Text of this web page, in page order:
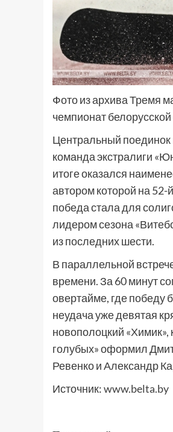
Фото из архива Тремя
чемпионат
Центральный поединок
команда экстралиги
итоге оказался
автором которой на 52-
победа стала для
лидером сезона
из последних шести.
В параллельной
времени. За 60 минут
овертайме, где победу
неудача уже девятая
новополоцкий
голубых» оформил
Ревенко и Александр
Источник:www.belta.by